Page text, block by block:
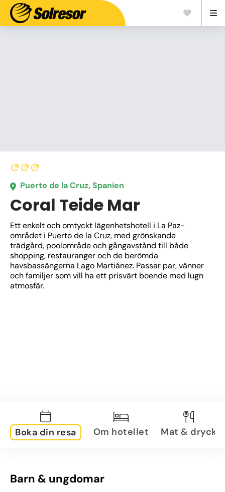
Puerto de la Cruz, Spanien
Coral Teide Mar
Ett enkelt och omtyckt lägenhetshotell i La Paz-
området i Puerto de la Cruz, med grönskande
trädgård, poolområde och gångavstånd till både
shopping, restauranger och de berömda
havsbassängerna Lago Martiánez. Passar par, vänner
och familjer som vill ha ett prisvärt boende med lugn
atmosfär.
Boka din resa Om hotellet Mat & dryck
Barn & ungdomar